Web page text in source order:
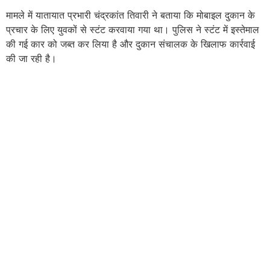
मामले में यातायात प्रभारी चंद्रकांत तिवारी ने बताया कि मोबाइल दुकान के
प्रचार के लिए युवकों से स्टंट करवाया गया था। पुलिस ने स्टंट में इस्तेमाल
की गई कार को जब्त कर लिया है और दुकान संचालक के खिलाफ कार्रवाई
की जा रही है।